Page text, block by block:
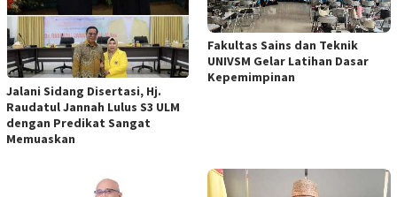
Jalani Sidang Disertasi, Hj.
Raudatul Jannah Lulus S3 ULM
dengan Predikat Sangat
Memuaskan
Fakultas Sains dan Teknik
UNIVSM Gelar Latihan Dasar
Kepemimpinan